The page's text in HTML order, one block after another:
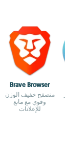
Brave Browser
متصفح خفيف الوزن
وقوي مع مانع
للإعلانات